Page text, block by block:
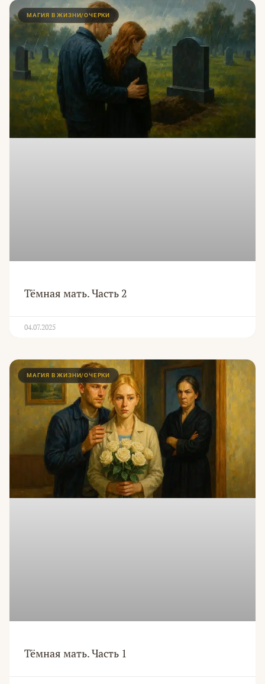
МАГИЯ В ЖИЗНИ/ОЧЕРКИ
Тёмная мать. Часть 2
04.07.2025
МАГИЯ В ЖИЗНИ/ОЧЕРКИ
Тёмная мать. Часть 1